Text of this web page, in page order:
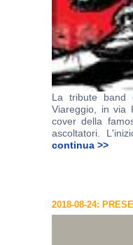
La tribute
Viareggio, in via
cover della
ascoltatori.
continua >>
2018-08-24: